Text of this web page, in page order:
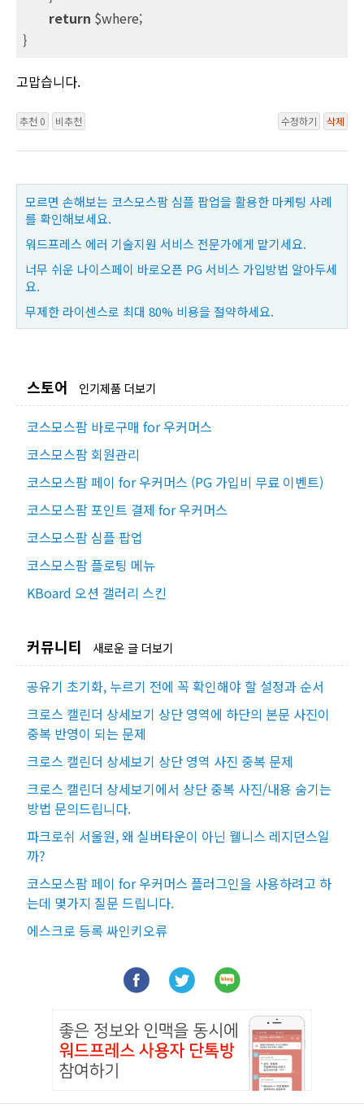
return $where;
}
고맙습니다.
추천 0 비추천 수정하기 삭제
모르면 손해보는 코스모스팜 심플 팝업을 활용한 마케팅 사례
를 확인해보세요.
워드프레스 에러 기술지원 서비스 전문가에게 맡기세요.
너무 쉬운 나이스페이 바로오픈 PG 서비스 가입방법 알아두세
요.
무제한 라이센스로 최대 80% 비용을 절약하세요.
스토어 인기제품 더보기
코스모스팜 바로구매 for 우커머스
코스모스팜 회원관리
코스모스팜 페이 for 우커머스 (PG 가입비 무료 이벤트)
코스모스팜 포인트 결제 for 우커머스
코스모스팜 심플 팝업
코스모스팜 플로팅 메뉴
KBoard 오션 갤러리 스킨
커뮤니티 새로운 글 더보기
공유기 초기화, 누르기 전에 꼭 확인해야 할 설정과 순서
크로스 캘린더 상세보기 상단 영역에 하단의 본문 사진이
중복 반영이 되는 문제
크로스 캘린더 상세보기 상단 영역 사진 중복 문제
크로스 캘린더 상세보기에서 상단 중복 사진/내용 숨기는
방법 문의드립니다.
파크로쉬 서울원, 왜 실버타운이 아닌 웰니스 레지던스일
까?
코스모스팜 페이 for 우커머스 플러그인을 사용하려고 하
는데 몇가지 질문 드립니다.
에스크로 등록 싸인키오류